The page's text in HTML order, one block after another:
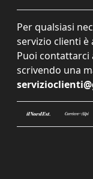
Per qualsiasi
servizio clienti è
Puoi contattarci
scrivendo una